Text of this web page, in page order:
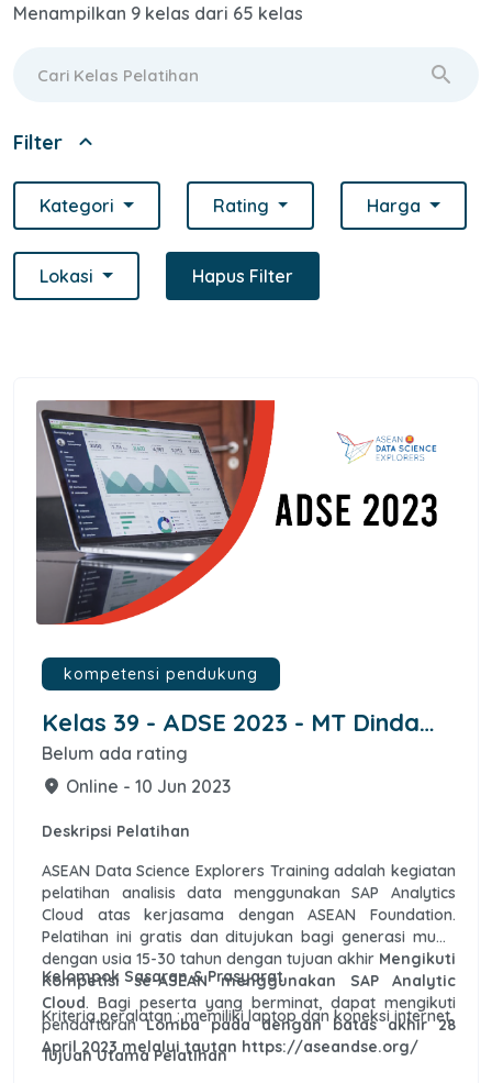
Menampilkan 9 kelas dari 65 kelas
search
Filter expand_less
Kategori Rating Harga
Lokasi Hapus Filter
kompetensi pendukung
Kelas 39 - ADSE 2023 - MT Dinda
Ayu Syafitri
Belum ada rating
place Online - 10 Jun 2023
Deskripsi Pelatihan
ASEAN Data Science Explorers Training adalah kegiatan
pelatihan analisis data menggunakan SAP Analytics
Cloud atas kerjasama dengan ASEAN Foundation.
Pelatihan ini gratis dan ditujukan bagi generasi muda
dengan usia 15-30 tahun dengan tujuan akhir Mengikuti
Kompetisi se-ASEAN menggunakan SAP Analytic
Cloud. Bagi peserta yang berminat, dapat mengikuti
pendaftaranLomba pada dengan batas akhir 28
April 2023 melalui tautan https://aseandse.org/
Kelompok Sasaran & Prasyarat
Kriteria peralatan : memiliki laptop dan koneksi internet.
Tujuan Utama Pelatihan